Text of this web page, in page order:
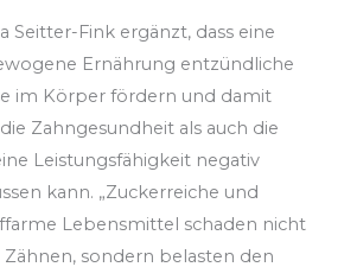
Seitter-Fink ergänzt, dass eine
Ernährung entzündliche
im Körper fördern und damit
Zahngesundheit als auch die
Leistungsfähigkeit negativ
kann. „Zuckerreiche und
Lebensmittel schaden nicht
Zähnen, sondern belasten den